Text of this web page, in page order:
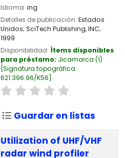
Idioma: ing
Detalles de publicación: Estados
Unidos; SciTech Publishing, INC;
1999
Disponibilidad: Ítems disponibles
para préstamo: Jicamarca (1)
Signatura topográfica:
621.396.96/K56 .
Guardar en listas
Utilization of UHF/VHF
radar wind profiler